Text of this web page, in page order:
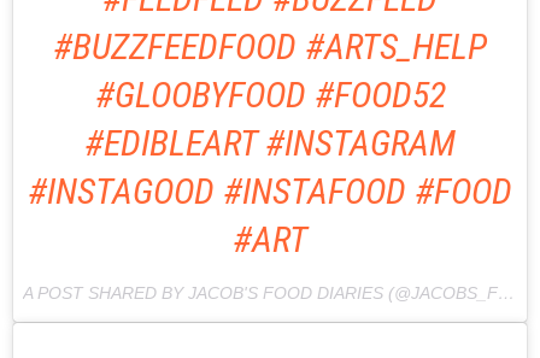
#BUZZFEEDFOOD #ARTS_HELP
#GLOOBYFOOD #FOOD52
#EDIBLEART #INSTAGRAM
#INSTAGOOD #INSTAFOOD #FOOD
#ART
A POST SHARED BY JACOB'S FOOD DIARIES (@JACOBS_FOOD_DIARIES) ON